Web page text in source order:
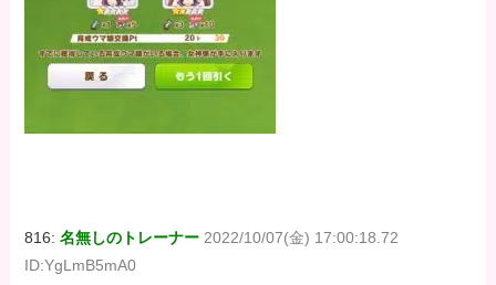
816:名無しのトレーナー 2022/10/07(金) 17:00:18.72
ID:YgLmB5mA0